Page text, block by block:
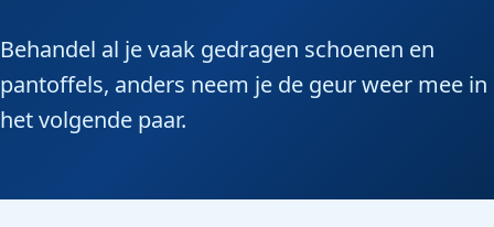
Behandel al je vaak gedragen schoenen en
pantoffels, anders neem je de geur weer mee in
het volgende paar.